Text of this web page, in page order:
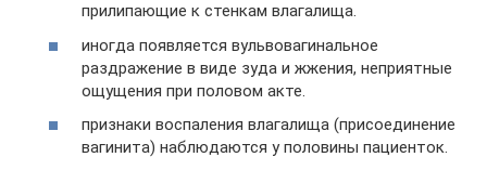
прилипающие к стенкам влагалища.
иногда появляется вульвовагинальное
раздражение в виде зуда и жжения, неприятные
ощущения при половом акте.
признаки воспаления влагалища (присоединение
вагинита) наблюдаются у половины пациенток.